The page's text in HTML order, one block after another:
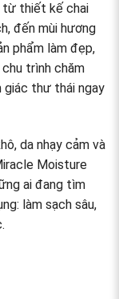
từ thiết kế chai
đến mùi hương
phẩm làm đẹp,
trình chăm
giác thư thái ngay
da nhạy cảm và
Moisture
ai đang tìm
làm sạch sâu,